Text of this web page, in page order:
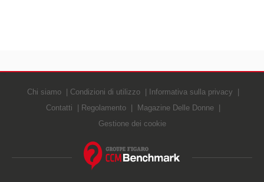
Chi siamo Condizioni di utilizzo
Informativa sulla privacy
Contatti
Regolamento
Magazine Delle Donne
Gestione dei cookie